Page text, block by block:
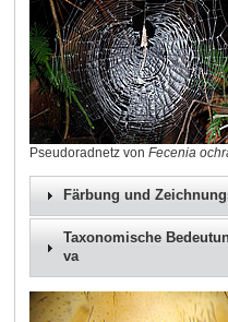
Pseudoradnetz von Fecenia
Färbung und
Taxonomische
va